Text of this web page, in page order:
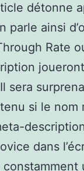
détonne
parle ainsi
Rate
sera
si le nom
dans